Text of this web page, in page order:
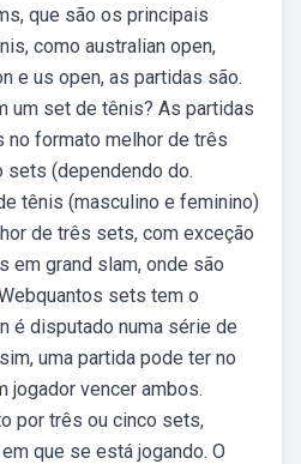
que são os principais
como australian open,
e us open, as partidas são.
um set de tênis? As partidas
formato melhor de três
sets (dependendo do.
tênis (masculino e feminino)
de três sets, com exceção
em grand slam, onde são
sets tem o
é disputado numa série de
uma partida pode ter no
jogador vencer ambos.
por três ou cinco sets,
que se está jogando. O